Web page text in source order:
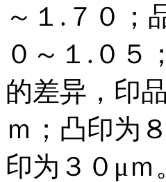
～１.７０；
０～１.０５
的差异，印
ｍ；凸印为
印为３０μｍ